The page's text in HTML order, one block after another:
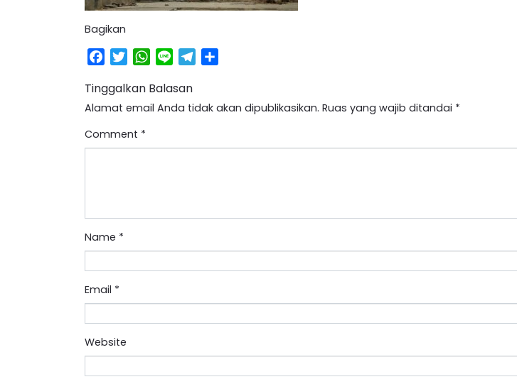
Bagikan
Facebook
TwitterWhatsApp
Line Telegram
Tinggalkan Balasan
Alamat email Anda tidak akan dipublikasikan. Ruas yang wajib ditandai *
Comment *
Name *
Email *
Website